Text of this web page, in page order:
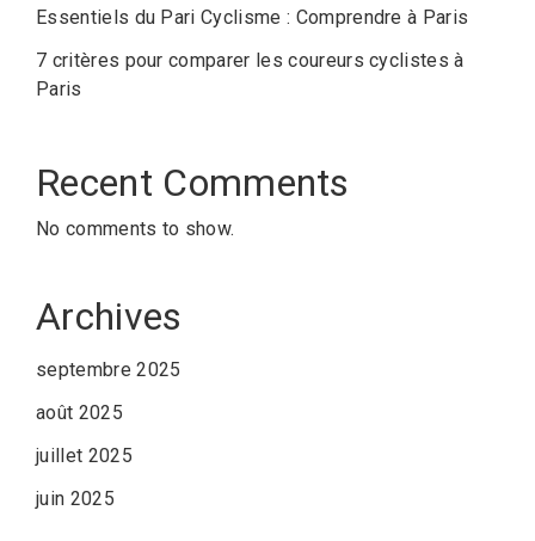
Essentiels du Pari Cyclisme : Comprendre à Paris
7 critères pour comparer les coureurs cyclistes à
Paris
Recent Comments
No comments to show.
Archives
septembre 2025
août 2025
juillet 2025
juin 2025